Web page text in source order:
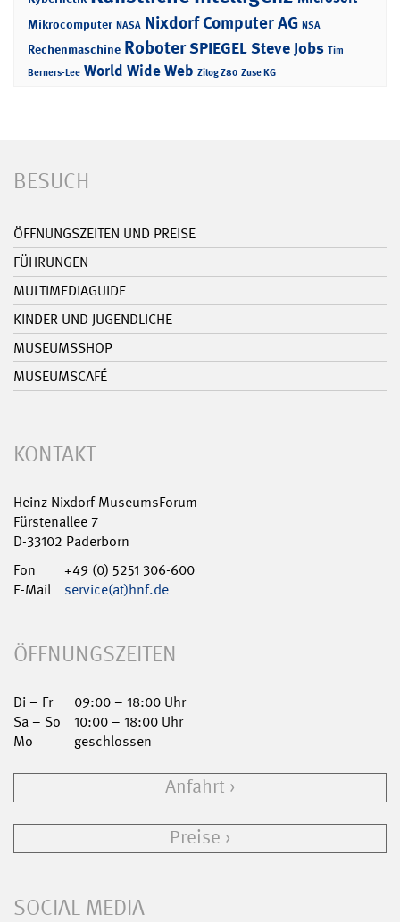
Mikrocomputer NASA Nixdorf Computer AG NSA
Rechenmaschine RoboterSPIEGELSteve Jobs Tim
Berners-Lee World Wide Web Zilog Z80 Zuse KG
BESUCH
ÖFFNUNGSZEITEN UND PREISE
FÜHRUNGEN
MULTIMEDIAGUIDE
KINDER UND JUGENDLICHE
MUSEUMSSHOP
MUSEUMSCAFÉ
KONTAKT
Heinz Nixdorf MuseumsForum
Fürstenallee 7
D-33102 Paderborn
Fon
+49 (0) 5251 306-600
E-Mail
service(at)hnf.de
ÖFFNUNGSZEITEN
Di – Fr
09:00 – 18:00 Uhr
Sa – So
10:00 – 18:00 Uhr
Mo
geschlossen
Anfahrt
Preise
SOCIAL MEDIA